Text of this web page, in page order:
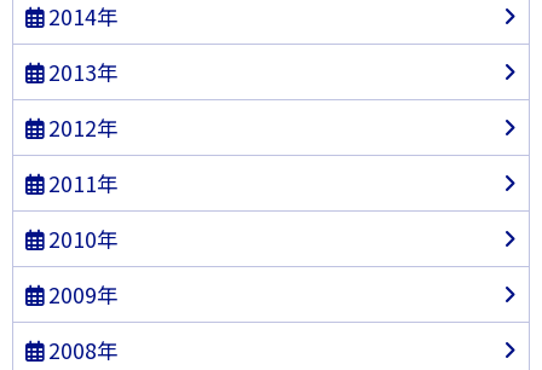
2014年
2013年
2012年
2011年
2010年
2009年
2008年